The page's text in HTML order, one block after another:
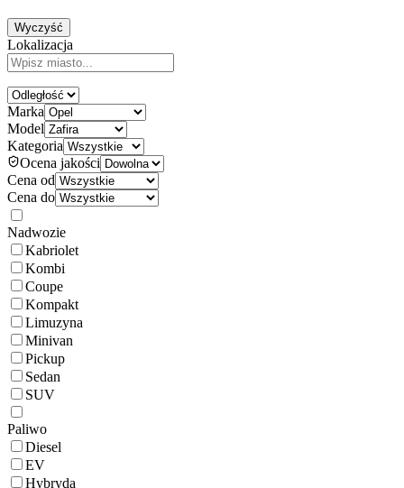
Wyczyść
Lokalizacja
Marka
Model
Kategoria
Ocena jakości
Cena od
Cena do
Nadwozie
Kabriolet
Kombi
Coupe
Kompakt
Limuzyna
Minivan
Pickup
Sedan
SUV
Paliwo
Diesel
EV
Hybryda